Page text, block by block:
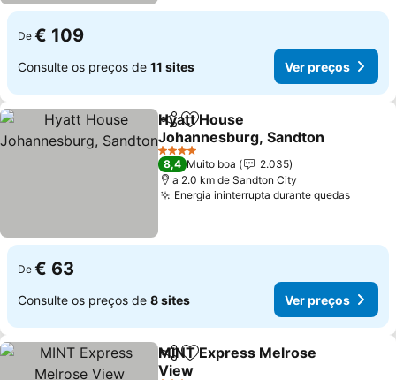
De € 109
Consulte os preços de 11 sites Ver preços
PartilharAdicionar aos favoritos
Hyatt House
Johannesburg, Sandton
4 Estrelas
8,4 Muito boa
2.035
a 2.0 km de Sandton City
Energia ininterrupta durante quedas
De € 63
Consulte os preços de 8 sites Ver preços
PartilharAdicionar aos favoritos
MINT Express Melrose
View